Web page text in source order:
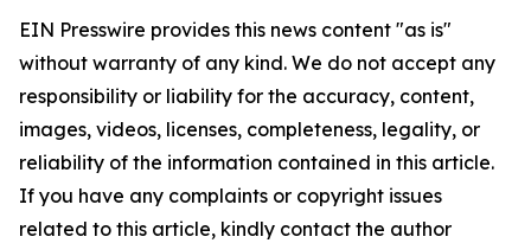
EIN Presswire provides this news content "as is"
without warranty of any kind. We do not accept any
responsibility or liability for the accuracy, content,
images, videos, licenses, completeness, legality, or
reliability of the information contained in this article.
If you have any complaints or copyright issues
related to this article, kindly contact the author